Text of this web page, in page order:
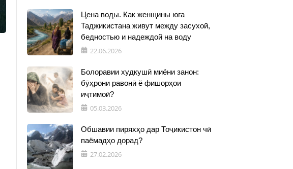
Цена воды. Как женщины юга
Таджикистана живут между засухой,
бедностью и надеждой на воду
22.06.2026
Болоравии худкушӣ миёни занон:
бӯҳрони равонӣ ё фишорҳои
иҷтимоӣ?
05.03.2026
Обшавии пиряхҳо дар Тоҷикистон чӣ
паёмадҳо дорад?
27.02.2026